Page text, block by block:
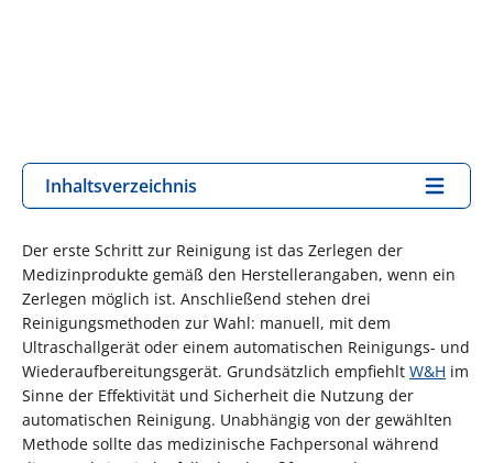
Inhaltsverzeichnis
Der erste Schritt zur Reinigung ist das Zerlegen der
Medizinprodukte gemäß den Herstellerangaben, wenn ein
Zerlegen möglich ist. Anschließend stehen drei
Reinigungsmethoden zur Wahl: manuell, mit dem
Ultraschallgerät oder einem automatischen Reinigungs- und
Wiederaufbereitungsgerät. Grundsätzlich empfiehlt W&H im
Sinne der Effektivität und Sicherheit die Nutzung der
automatischen Reinigung. Unabhängig von der gewählten
Methode sollte das medizinische Fachpersonal während